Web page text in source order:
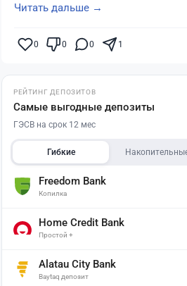
Читать дальше →
0 0 0 1
РЕЙТИНГ ДЕПОЗИТОВ
Самые выгодные депозиты
ГЭСВ на срок 12 мес
Гибкие
Freedom Bank
Копилка
Home Credit Bank
Простой +
Alatau City Bank
Baytaq депозит